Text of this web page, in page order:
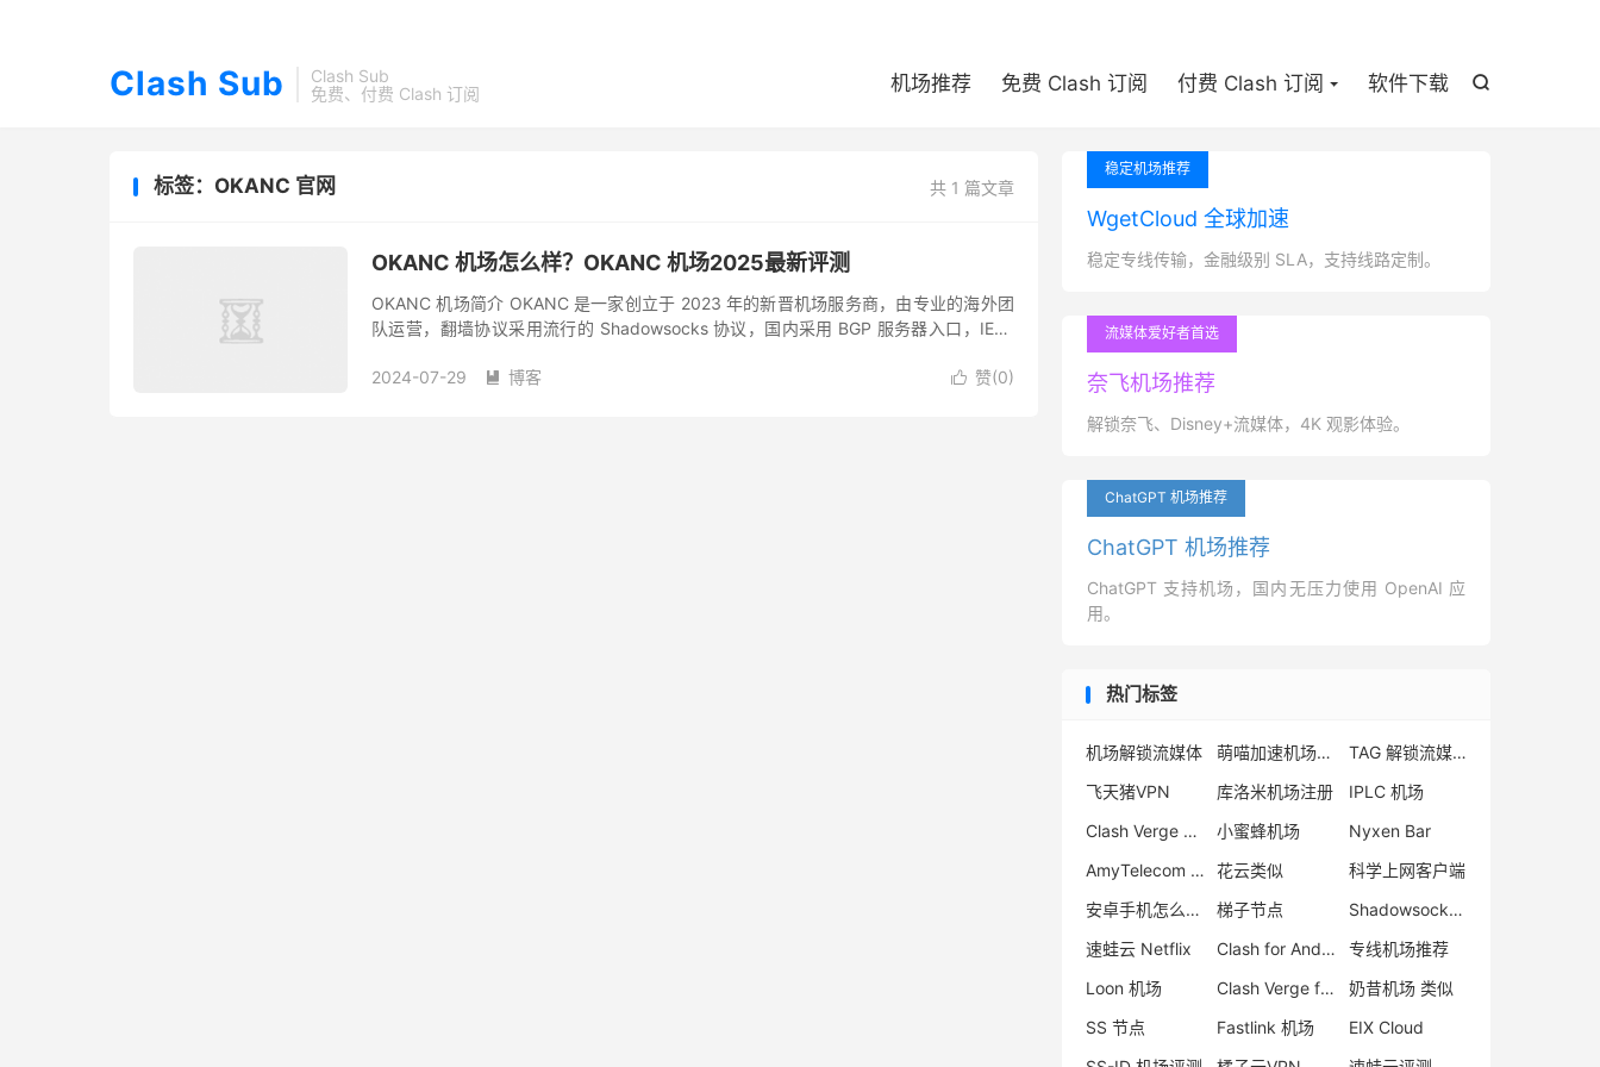
Clash Sub
Clash Sub
免费、付费 Clash 订阅

机场推荐 免费 Clash 订阅 付费 Clash 订阅 软件下载
共 1 篇文章
标签：OKANC 官网
OKANC 机场怎么样？OKANC 机场2025最新评测
OKANC 机场简介 OKANC 是一家创立于 2023 年的新晋机场服务商，由专业的海外团
队运营，翻墙协议采用流行的 Shadowsocks 协议，国内采用 BGP 服务器入口，IEPL
 赞(0)
2024-07-29  博客
稳定机场推荐
WgetCloud 全球加速
稳定专线传输，金融级别 SLA，支持线路定制。
流媒体爱好者首选
奈飞机场推荐
解锁奈飞、Disney+流媒体，4K 观影体验。
ChatGPT 机场推荐
ChatGPT 机场推荐
ChatGPT 支持机场，国内无压力使用 OpenAI 应
用。
热门标签
机场解锁流媒体 萌喵加速机场跑路
TAG 解锁流媒体
飞天猪VPN
库洛米机场注册
IPLC 机场
Clash Verge 安卓
小蜜蜂机场
Nyxen Bar
AmyTelecom VPN
花云类似
科学上网客户端
安卓手机怎么翻墙
梯子节点
Shadowsocks 美国节点
速蛙云 Netflix
Clash for Android
专线机场推荐
Loon 机场
Clash Verge for Windows
奶昔机场 类似
SS 节点
Fastlink 机场
EIX Cloud